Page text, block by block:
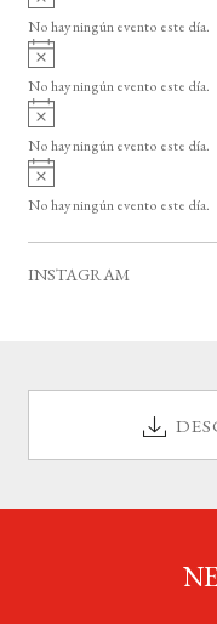
o
v
i
o
No hay ningún evento este día.
A
v
i
o
No hay ningún evento este día.
A
v
i
o
No hay ningún evento este día.
A
v
i
No hay ningún evento este día.
INSTAGRAM